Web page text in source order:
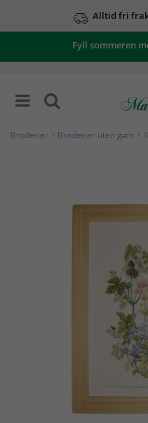
Alltid fri
Fyll sommeren
Broderier Broderier uten garn >